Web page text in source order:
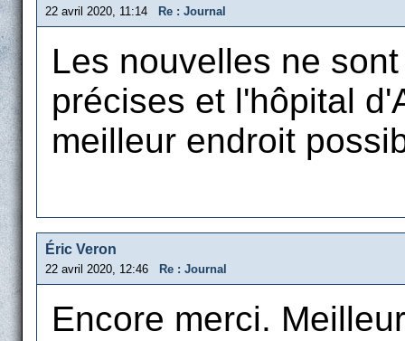
22 avril 2020, 11:14 Re : Journal
Les nouvelles ne
précises et l'hôpital
meilleur endroit
Éric Veron
22 avril 2020, 12:46 Re : Journal
Encore merci.